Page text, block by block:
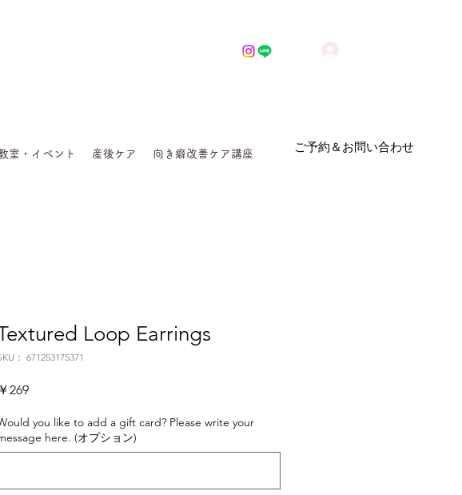
室・イベント 産後ケア 向き癖改善ケア講座 ご予約＆お問い合わせ
Loop Earrings
： 671253175371
￥269価
you like to add a gift card? Please write your
here. (オプション)